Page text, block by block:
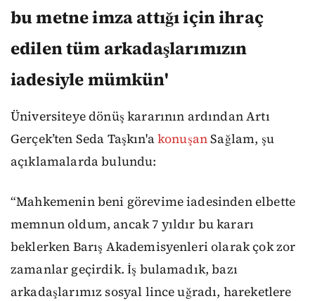
bu metne imza attığı için ihraç
edilen tüm arkadaşlarımızın
iadesiyle mümkün'
Üniversiteye dönüş kararının ardından Artı
Gerçek’ten Seda Taşkın'akonuşanSağlam, şu
açıklamalarda bulundu:
“Mahkemenin beni görevime iadesinden elbette
memnun oldum, ancak 7 yıldır bu kararı
beklerken Barış Akademisyenleri olarak çok zor
zamanlar geçirdik. İş bulamadık, bazı
arkadaşlarımız sosyal lince uğradı, hareketlere